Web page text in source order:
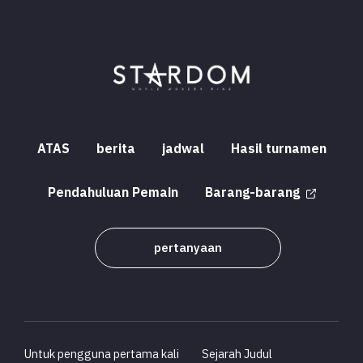
ATAS berita jadwal Hasil turnamen
Pendahuluan Pemain Barang-barang
pertanyaan
Untuk pengguna pertama kali Sejarah Judul